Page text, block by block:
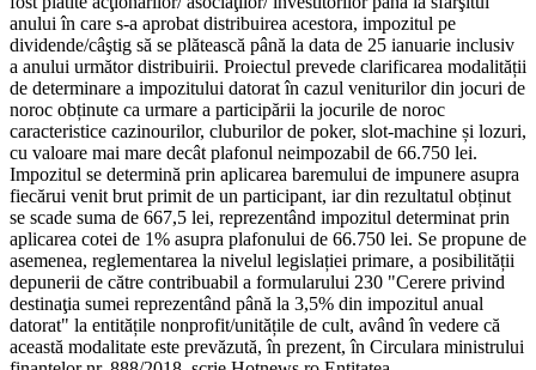
anului în care s-a aprobat distribuirea acestora, impozitul pe
dividende/câştig să se plătească până la data de 25 ianuarie inclusiv
a anului următor distribuirii. Proiectul prevede clarificarea modalității
de determinare a impozitului datorat în cazul veniturilor din jocuri de
noroc obținute ca urmare a participării la jocurile de noroc
caracteristice cazinourilor, cluburilor de poker, slot-machine și lozuri,
cu valoare mai mare decât plafonul neimpozabil de 66.750 lei.
Impozitul se determină prin aplicarea baremului de impunere asupra
fiecărui venit brut primit de un participant, iar din rezultatul obținut
se scade suma de 667,5 lei, reprezentând impozitul determinat prin
aplicarea cotei de 1% asupra plafonului de 66.750 lei. Se propune de
asemenea, reglementarea la nivelul legislației primare, a posibilității
depunerii de către contribuabil a formularului 230 "Cerere privind
destinaţia sumei reprezentând până la 3,5% din impozitul anual
datorat" la entitățile nonprofit/unitățile de cult, având în vedere că
această modalitate este prevăzută, în prezent, în Circulara ministrului